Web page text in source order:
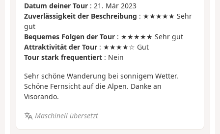
Datum deiner Tour : 21. Mär 2023
Zuverlässigkeit der Beschreibung : ★★★★★ Sehr
gut
Bequemes Folgen der Tour : ★★★★★ Sehr gut
Attraktivität der Tour : ★★★★☆ Gut
Tour stark frequentiert : Nein
Sehr schöne Wanderung bei sonnigem Wetter.
Schöne Fernsicht auf die Alpen. Danke an
Visorando.
Maschinell übersetzt